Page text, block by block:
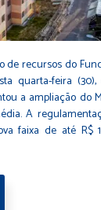
recursos do
quarta-feira
a ampliação do
A
faixa de até R$